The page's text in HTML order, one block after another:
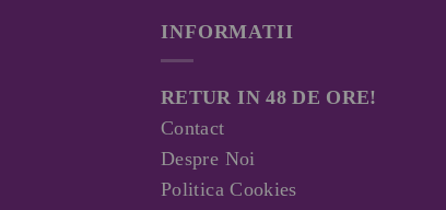
INFORMATII
RETUR IN 48 DE ORE!
Contact
Despre Noi
Politica Cookies